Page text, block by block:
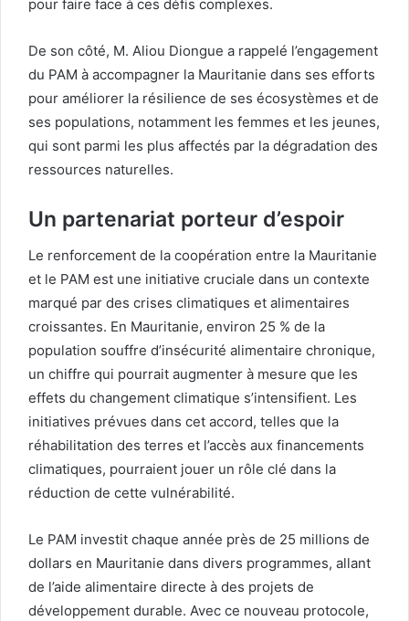
pour faire face à ces défis complexes.
De son côté, M. Aliou Diongue a rappelé l’engagement
du PAM à accompagner la Mauritanie dans ses efforts
pour améliorer la résilience de ses écosystèmes et de
ses populations, notamment les femmes et les jeunes,
qui sont parmi les plus affectés par la dégradation des
ressources naturelles.
Un partenariat porteur d’espoir
Le renforcement de la coopération entre la Mauritanie
et le PAM est une initiative cruciale dans un contexte
marqué par des crises climatiques et alimentaires
croissantes. En Mauritanie, environ 25 % de la
population souffre d’insécurité alimentaire chronique,
un chiffre qui pourrait augmenter à mesure que les
effets du changement climatique s’intensifient. Les
initiatives prévues dans cet accord, telles que la
réhabilitation des terres et l’accès aux financements
climatiques, pourraient jouer un rôle clé dans la
réduction de cette vulnérabilité.
Le PAM investit chaque année près de 25 millions de
dollars en Mauritanie dans divers programmes, allant
de l’aide alimentaire directe à des projets de
développement durable. Avec ce nouveau protocole,